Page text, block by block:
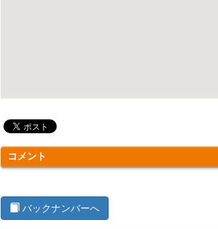
コメント
バックナンバーへ